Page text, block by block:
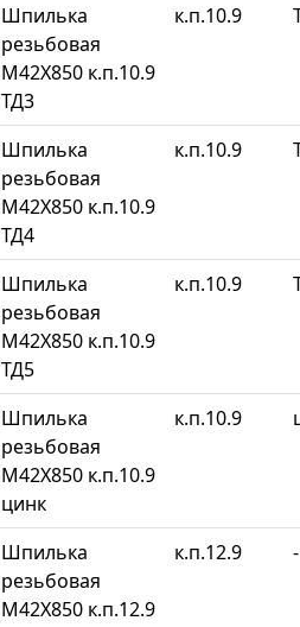
Шпилька
резьбовая
М42Х850 к.п.10.9
ТД3
к.п.10.9
Шпилька
резьбовая
М42Х850 к.п.10.9
ТД4
к.п.10.9
Шпилька
резьбовая
М42Х850 к.п.10.9
ТД5
к.п.10.9
Шпилька
резьбовая
М42Х850 к.п.10.9
цинк
к.п.10.9
Шпилька
резьбовая
М42Х850 к.п.12.9
к.п.12.9 -